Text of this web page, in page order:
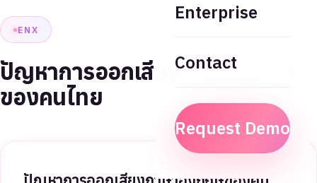
Enterprise
Contact
Request Demo
ENX
ปัญหาการออกเสียงภาษาอังกฤษ
ของคนไทย